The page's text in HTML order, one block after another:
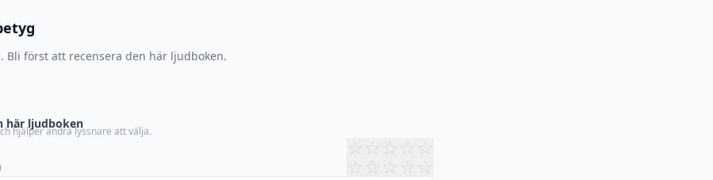
Bli först att recensera den här ljudboken.
här ljudboken
hjälper andra lyssnare att välja.
☆☆☆☆☆
☆ ☆ ☆ ☆ ☆